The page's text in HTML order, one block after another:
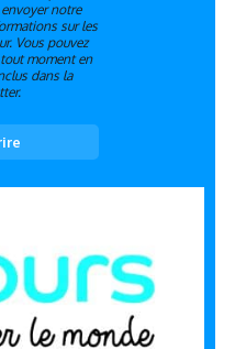
notre
sur les
Vous pouvez
moment en
dans la